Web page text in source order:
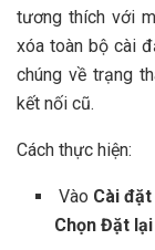
tương thích với
xóa toàn bộ cài
chúng về trạng
kết nối cũ.
Cách thực hiện:
Vào Cài đặt
Chọn Đặt